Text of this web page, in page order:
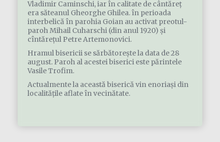
Vladimir Caminschi, iar în calitate de cântăreţ
era săteanul Gheorghe Ghilea. în perioada
interbelică în parohia Goian au activat preotul-
paroh Mihail Cuharschi (din anul 1920) şi
cîntăreţul Petre Artemonovici.
Hramul bisericii se sărbătoreşte la data de 28
august. Paroh al acestei biserici este părintele
Vasile Trofim.
Actualmente la această biserică vin enoriaşi din
localităţile aflate în vecinătate.